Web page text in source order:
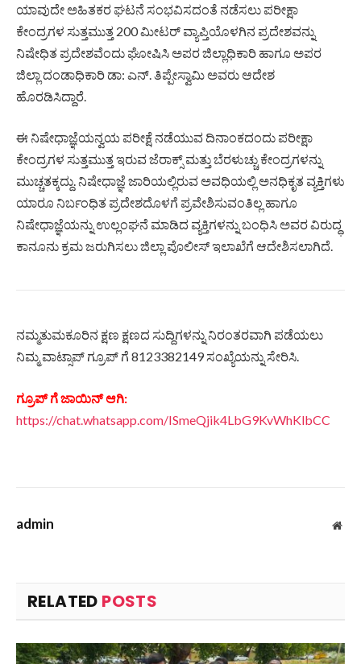
ಯಾವುದೇ ಅಹಿತಕರ ಘಟನೆ ಸಂಭವಿಸದಂತೆ ನಡೆಸಲು ಪರೀಕ್ಷಾ
ಕೇಂದ್ರಗಳ ಸುತ್ತಮುತ್ತ 200 ಮೀಟರ್ ವ್ಯಾಪ್ತಿಯೊಳಗಿನ ಪ್ರದೇಶವನ್ನು
ನಿಷೇಧಿತ ಪ್ರದೇಶವೆಂದು ಘೋಷಿಸಿ ಅಪರ ಜಿಲ್ಲಾಧಿಕಾರಿ ಹಾಗೂ ಅಪರ
ಜಿಲ್ಲಾ ದಂಡಾಧಿಕಾರಿ ಡಾ: ಎನ್. ತಿಪ್ಪೇಸ್ವಾಮಿ ಅವರು ಆದೇಶ
ಹೊರಡಿಸಿದ್ದಾರೆ.
ಈ ನಿಷೇಧಾಜ್ಞೆಯನ್ವಯ ಪರೀಕ್ಷೆ ನಡೆಯುವ ದಿನಾಂಕದಂದು ಪರೀಕ್ಷಾ
ಕೇಂದ್ರಗಳ ಸುತ್ತಮುತ್ತ ಇರುವ ಜೆರಾಕ್ಸ್ ಮತ್ತು ಬೆರಳುಚ್ಚು ಕೇಂದ್ರಗಳನ್ನು
ಮುಚ್ಚತಕ್ಕದ್ದು. ನಿಷೇಧಾಜ್ಞೆ ಜಾರಿಯಲ್ಲಿರುವ ಅವಧಿಯಲ್ಲಿ ಅನಧಿಕೃತ ವ್ಯಕ್ತಿಗಳು
ಯಾರೂ ನಿರ್ಬಂಧಿತ ಪ್ರದೇಶದೊಳಗೆ ಪ್ರವೇಶಿಸುವಂತಿಲ್ಲ ಹಾಗೂ
ನಿಷೇಧಾಜ್ಞೆಯನ್ನು ಉಲ್ಲಂಘನೆ ಮಾಡಿದ ವ್ಯಕ್ತಿಗಳನ್ನು ಬಂಧಿಸಿ ಅವರ ವಿರುದ್ಧ
ಕಾನೂನು ಕ್ರಮ ಜರುಗಿಸಲು ಜಿಲ್ಲಾ ಪೊಲೀಸ್ ಇಲಾಖೆಗೆ ಆದೇಶಿಸಲಾಗಿದೆ.
ನಮ್ಮತುಮಕೂರಿನ ಕ್ಷಣ ಕ್ಷಣದ ಸುದ್ದಿಗಳನ್ನು ನಿರಂತರವಾಗಿ ಪಡೆಯಲು
ನಿಮ್ಮ ವಾಟ್ಸಾಪ್ ಗ್ರೂಪ್ ಗೆ 8123382149 ಸಂಖ್ಯೆಯನ್ನು ಸೇರಿಸಿ.
ಗ್ರೂಪ್ ಗೆ ಜಾಯಿನ್ ಆಗಿ:
https://chat.whatsapp.com/ISmeQjik4LbG9KvWhKlbCC
admin
RELATED POSTS